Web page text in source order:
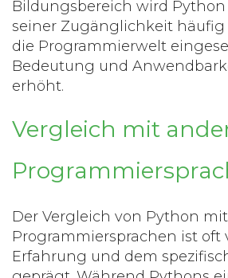
Bildungsbereich wird
seiner Zugänglichkeit häufig
die Programmierwelt
Bedeutung und
erhöht.
Vergleich mit
Der Vergleich von Python
Programmiersprachen ist oft
Erfahrung und dem